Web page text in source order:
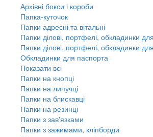
Архівні бокси і короби
Папка-куточок
Папки адресні та вітальні
Папки ділові, портфелі, обкладинки
Папки ділові, портфелі, обкладинки
Обкладинки для паспорта
Показати всі
Папки на кнопці
Папки на липучці
Папки на блискавці
Папки на резинці
Папки з зав'язками
Папки з зажимами, кліпборди